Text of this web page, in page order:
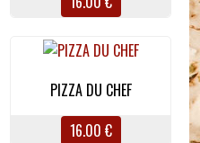
PIZZA DU CHEF
16.00 €